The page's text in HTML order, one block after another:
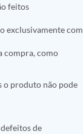
feitos
exclusivamente com
compra, como
o produto não pode
de